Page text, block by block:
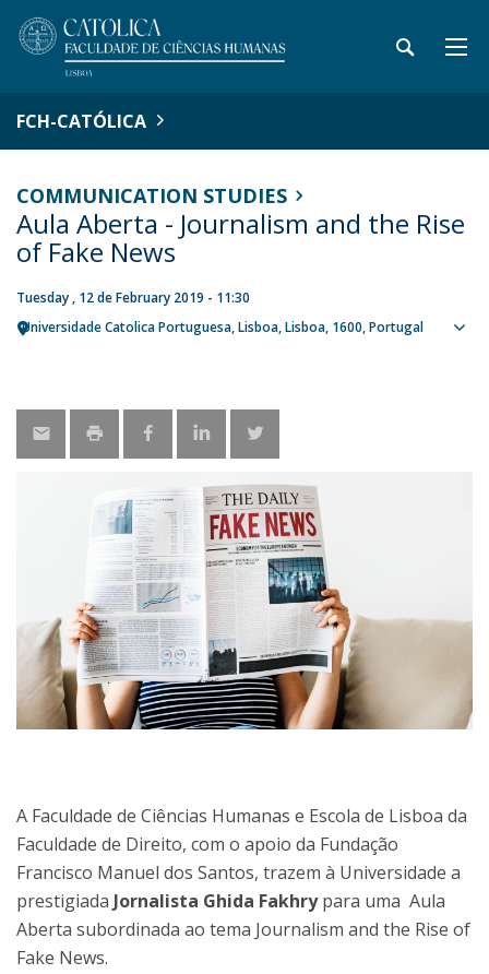
FCH-CATÓLICA
COMMUNICATION STUDIES
Aula Aberta - Journalism and the Rise
of Fake News
Tuesday , 12 de February 2019 - 11:30
Universidade Catolica Portuguesa Lisboa Lisboa 1600 Portugal
A Faculdade de Ciências Humanas e Escola de Lisboa da
Faculdade de Direito, com o apoio da Fundação
Francisco Manuel dos Santos, trazem à Universidade a
prestigiada Jornalista Ghida Fakhrypara uma Aula
Aberta subordinada ao tema Journalism and the Rise of
Fake News.